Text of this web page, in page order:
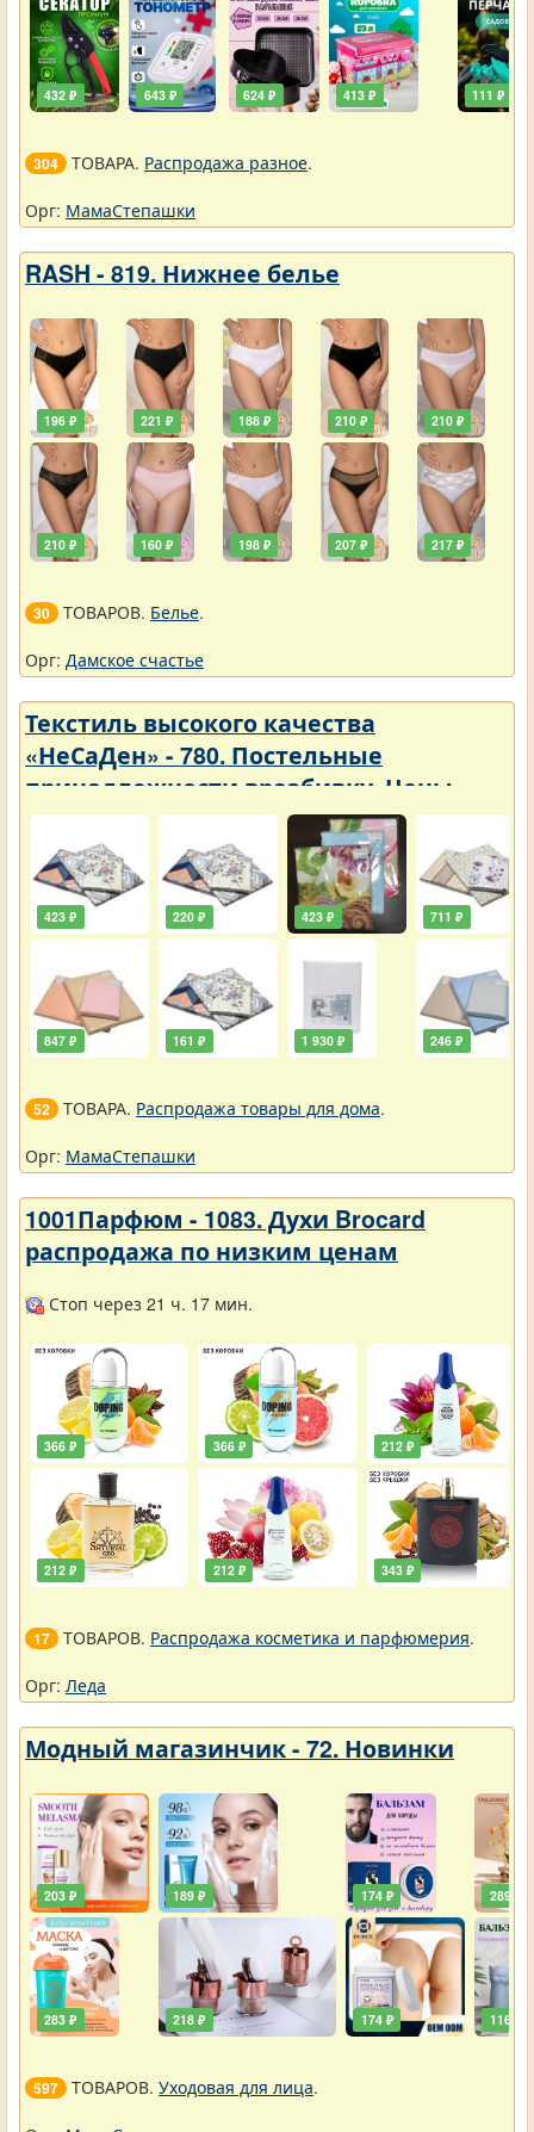
432 ₽ 643 ₽ 624 ₽ 413 ₽ 111 ₽
304 ТОВАРА. Распродажа разное.
Орг: МамаСтепашки
RASH - 819. Нижнее белье
196 ₽
210 ₽
221 ₽
160 ₽
188 ₽
198 ₽
210 ₽
207 ₽
210 ₽
217 ₽
30 ТОВАРОВ. Белье.
Орг: Дамское счастье
Текстиль высокого качества
«НеСаДен» - 780. Постельные
принадлежности вразбивку. Цены
упали
423 ₽
847 ₽
220 ₽
161 ₽
423 ₽
1 930 ₽
711 ₽
246 ₽
52 ТОВАРА. Распродажа товары для дома.
Орг: МамаСтепашки
1001Парфюм - 1083. Духи Brocard
распродажа по низким ценам
Стоп через 21 ч. 17 мин.
366 ₽
212 ₽
366 ₽
212 ₽
212 ₽
343 ₽
17 ТОВАРОВ. Распродажа косметика и парфюмерия.
Орг: Леда
Модный магазинчик - 72. Новинки
203 ₽
283 ₽
189 ₽
218 ₽
174 ₽
174 ₽
289 ₽
116 ₽
597 ТОВАРОВ. Уходовая для лица.